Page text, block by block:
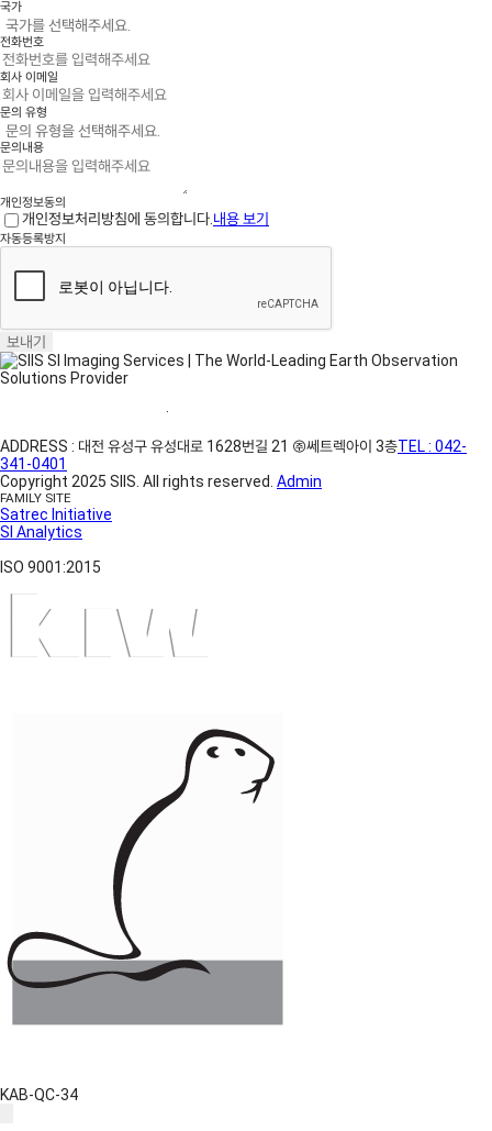
국가
전화번호
회사 이메일
문의 유형
문의내용
개인정보동의
개인정보처리방침에 동의합니다. 내용 보기
자동등록방지
보내기
·
ADDRESS : 대전 유성구 유성대로 1628번길 21 ㈜쎄트렉아이 3층TEL : 042-
341-0401
Copyright 2025 SIIS. All rights reserved. Admin
FAMILY SITE
Satrec Initiative
SI Analytics
ISO 9001:2015
KAB-QC-34